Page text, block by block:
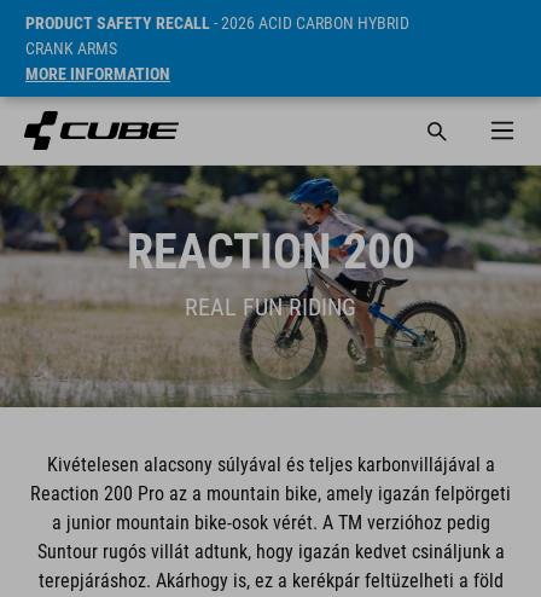
PRODUCT SAFETY RECALL- 2026 ACID CARBON HYBRID
CRANK ARMS
MORE INFORMATION
REACTION 200
REAL FUN RIDING
Kivételesen alacsony súlyával és teljes karbonvillájával a
Reaction 200 Pro az a mountain bike, amely igazán felpörgeti
a junior mountain bike-osok vérét. A TM verzióhoz pedig
Suntour rugós villát adtunk, hogy igazán kedvet csináljunk a
terepjáráshoz. Akárhogy is, ez a kerékpár feltüzelheti a föld